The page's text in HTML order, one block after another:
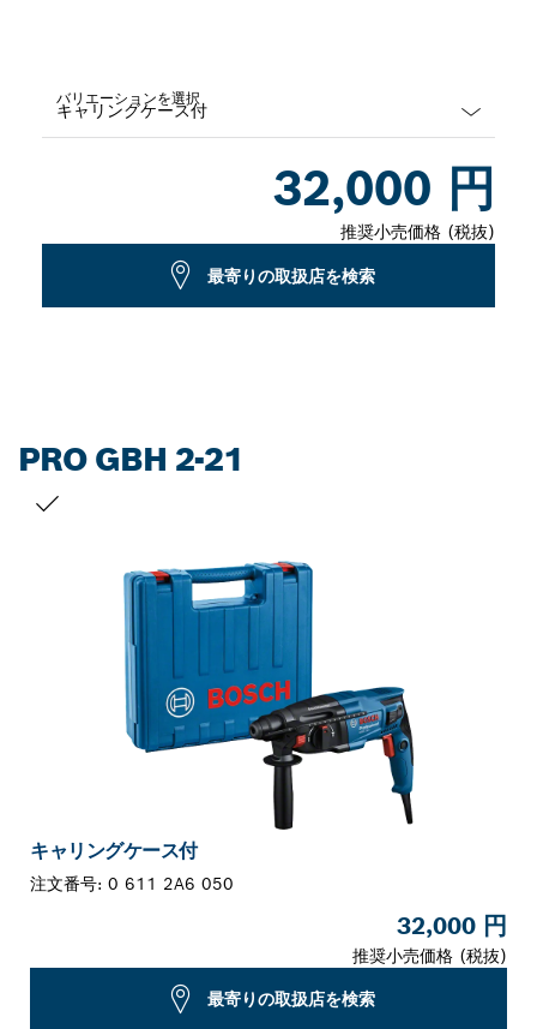
バリエーションを選択
32,000 円
推奨小売価格 (税抜)
最寄りの取扱店を検索
PRO GBH 2-21
キャリングケース付
注文番号: 0 611 2A6 050
32,000 円
推奨小売価格 (税抜)
最寄りの取扱店を検索